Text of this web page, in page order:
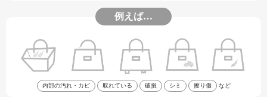
例えば…
内部の汚れ・カビ 取れている 破損 シミ 擦り傷 など